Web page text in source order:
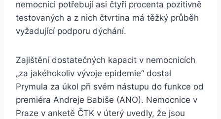
nemocnici potřebují asi čtyři procenta pozitivně
testovaných a z nich čtvrtina má těžký průběh
vyžadující podporu dýchání.
Zajištění dostatečných kapacit v nemocnicích
„za jakéhokoliv vývoje epidemie“ dostal
Prymula za úkol při svém nástupu do funkce od
premiéra Andreje Babiše (ANO). Nemocnice v
Praze v anketě ČTK v úterý uvedly, že jsou